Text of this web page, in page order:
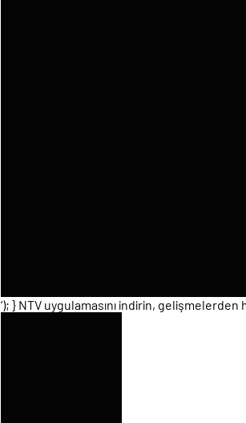
‘); } NTV uygulamasını indirin,